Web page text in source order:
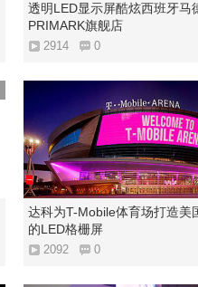
透明LED显示屏酷炫西班牙马
PRIMARK旗舰店
2914 0
达科为T-Mobile体育场打造美
的LED格栅屏
2092 0